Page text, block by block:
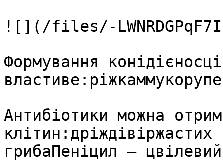
![](/files/-
Формування
Антибіотики можна
клітин:дріждівіржастих
грибаПеніцил –